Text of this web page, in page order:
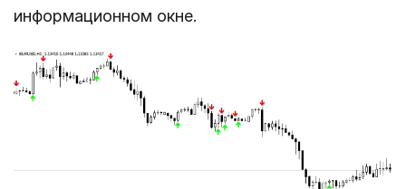
информационном окне.